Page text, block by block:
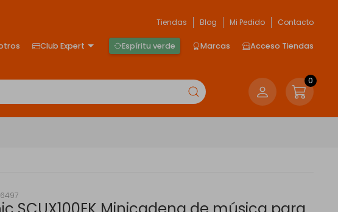
Tiendas
Blog Mi Pedido Contacto
Club Expert Espíritu verde Marcas Acceso Tiendas
0